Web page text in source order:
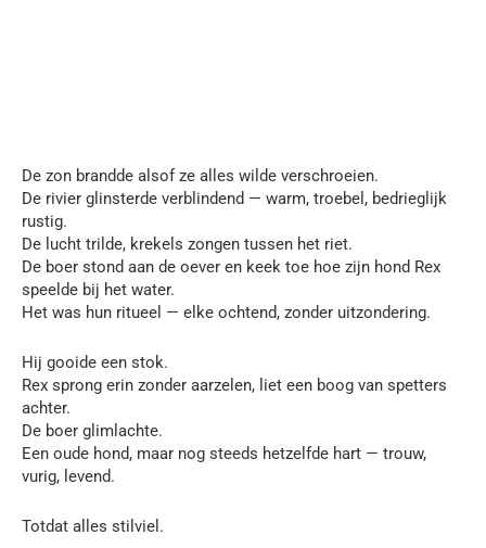
De zon brandde alsof ze alles wilde verschroeien.
De rivier glinsterde verblindend — warm, troebel, bedrieglijk
rustig.
De lucht trilde, krekels zongen tussen het riet.
De boer stond aan de oever en keek toe hoe zijn hond Rex
speelde bij het water.
Het was hun ritueel — elke ochtend, zonder uitzondering.
Hij gooide een stok.
Rex sprong erin zonder aarzelen, liet een boog van spetters
achter.
De boer glimlachte.
Een oude hond, maar nog steeds hetzelfde hart — trouw,
vurig, levend.
Totdat alles stilviel.